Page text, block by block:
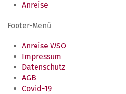
Anreise
Footer-Menü
Anreise WSO
Impressum
Datenschutz
AGB
Covid-19